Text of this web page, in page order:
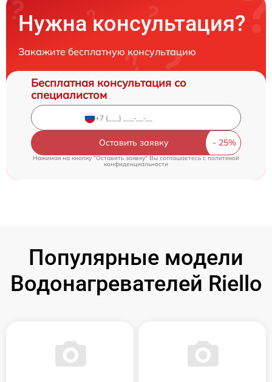
Нужна консультация?
Закажите бесплатную консультацию
Бесплатная консультация со
специалистом
Оставить заявку
Нажимая на кнопку "Оставить заявку" Вы соглашаетесь c политикой
конфиденциальности
Популярные модели
Водонагревателей Riello